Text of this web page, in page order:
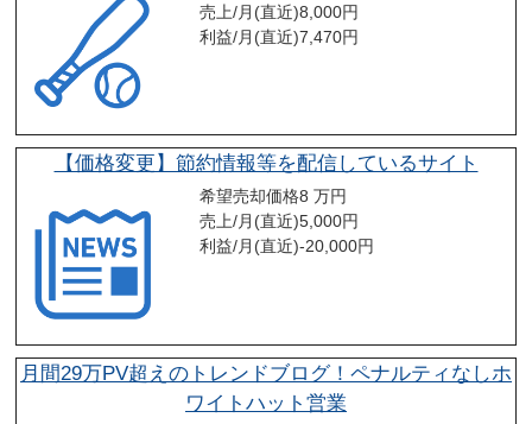
売上/月(直近)8,000円
利益/月(直近)7,470円
【価格変更】節約情報等を配信しているサイト
希望売却価格8 万円
売上/月(直近)5,000円
利益/月(直近)-20,000円
月間29万PV超えのトレンドブログ！ペナルティなしホ
ワイトハット営業